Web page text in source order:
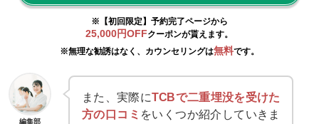
※【初回限定】予約完了ページから
25,000円OFFクーポンが貰えます。
※無理な勧誘はなく、カウンセリングは無料です。
編集部
また、実際にTCBで二重埋没を受けた
方の口コミ をいくつか紹介していきま